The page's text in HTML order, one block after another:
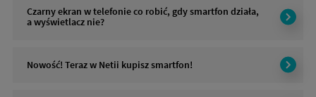
Czarny ekran w telefonie co robić, gdy smartfon działa,
a wyświetlacz nie?
Nowość! Teraz w Netii kupisz smartfon!